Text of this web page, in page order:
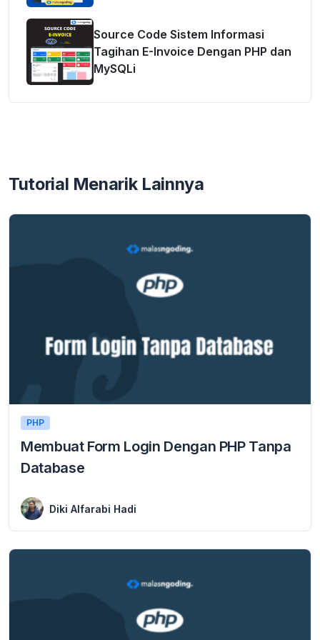
Source Code Sistem Informasi
Tagihan E-Invoice Dengan PHP dan
MySQLi
Tutorial Menarik Lainnya
PHP
Membuat Form Login Dengan PHP Tanpa
Database
Diki Alfarabi Hadi